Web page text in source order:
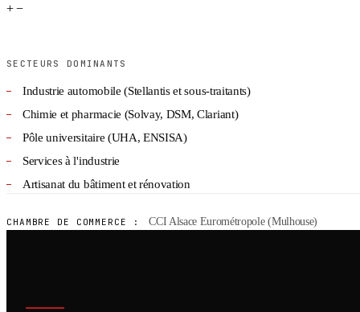
+ −
SECTEURS DOMINANTS
Industrie automobile (Stellantis et sous-traitants)
Chimie et pharmacie (Solvay, DSM, Clariant)
Pôle universitaire (UHA, ENSISA)
Services à l'industrie
Artisanat du bâtiment et rénovation
CHAMBRE DE COMMERCE : CCI Alsace Eurométropole (Mulhouse)